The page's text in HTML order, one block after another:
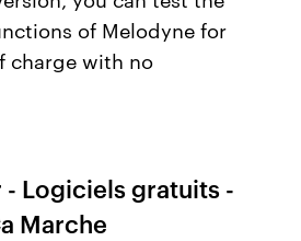
of Melodyne for
charge with no
- Logiciels gratuits -
Marche